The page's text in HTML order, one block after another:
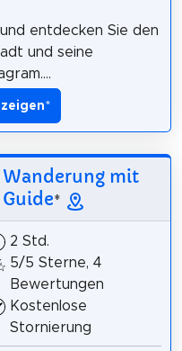
entdecken Sie den
und seine
*
mit
*
2 Std.
5/5 Sterne, 4
Bewertungen
Kostenlose
Stornierung